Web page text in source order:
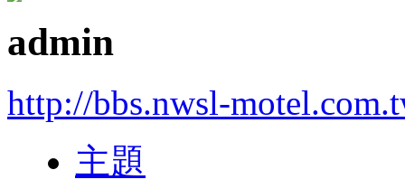
admin
http://bbs.nwsl-
主題